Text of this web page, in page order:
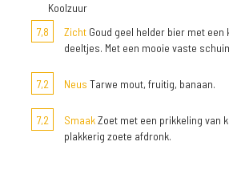
Koolzuur
7,8
Zicht Goud geel helder bier met een
deeltjes. Met een mooie vaste
7,2 Neus Tarwe mout, fruitig, banaan.
7,2 SmaakZoet met een prikkeling van
plakkerig zoete afdronk.